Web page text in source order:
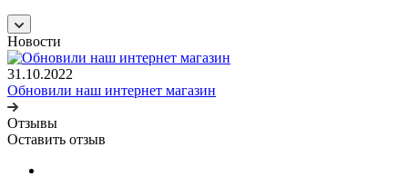
Новости
31.10.2022
Обновили наш интернет магазин
Отзывы
Оставить отзыв